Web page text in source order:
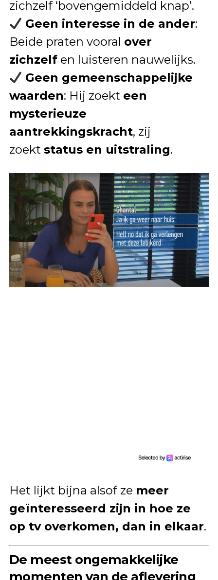
zichzelf ‘bovengemiddeld knap’.
Geen interesse in de ander:
Beide praten vooral over
zichzelfen luisteren nauwelijks.
Geen gemeenschappelijke
waarden: Hij zoekt een
mysterieuze
aantrekkingskracht, zij
zoekt status en uitstraling.
Het lijkt bijna alsof ze meer
geïnteresseerd zijn in hoe ze
op tv overkomen, dan in elkaar.
De meest ongemakkelijke
momenten van de aflevering